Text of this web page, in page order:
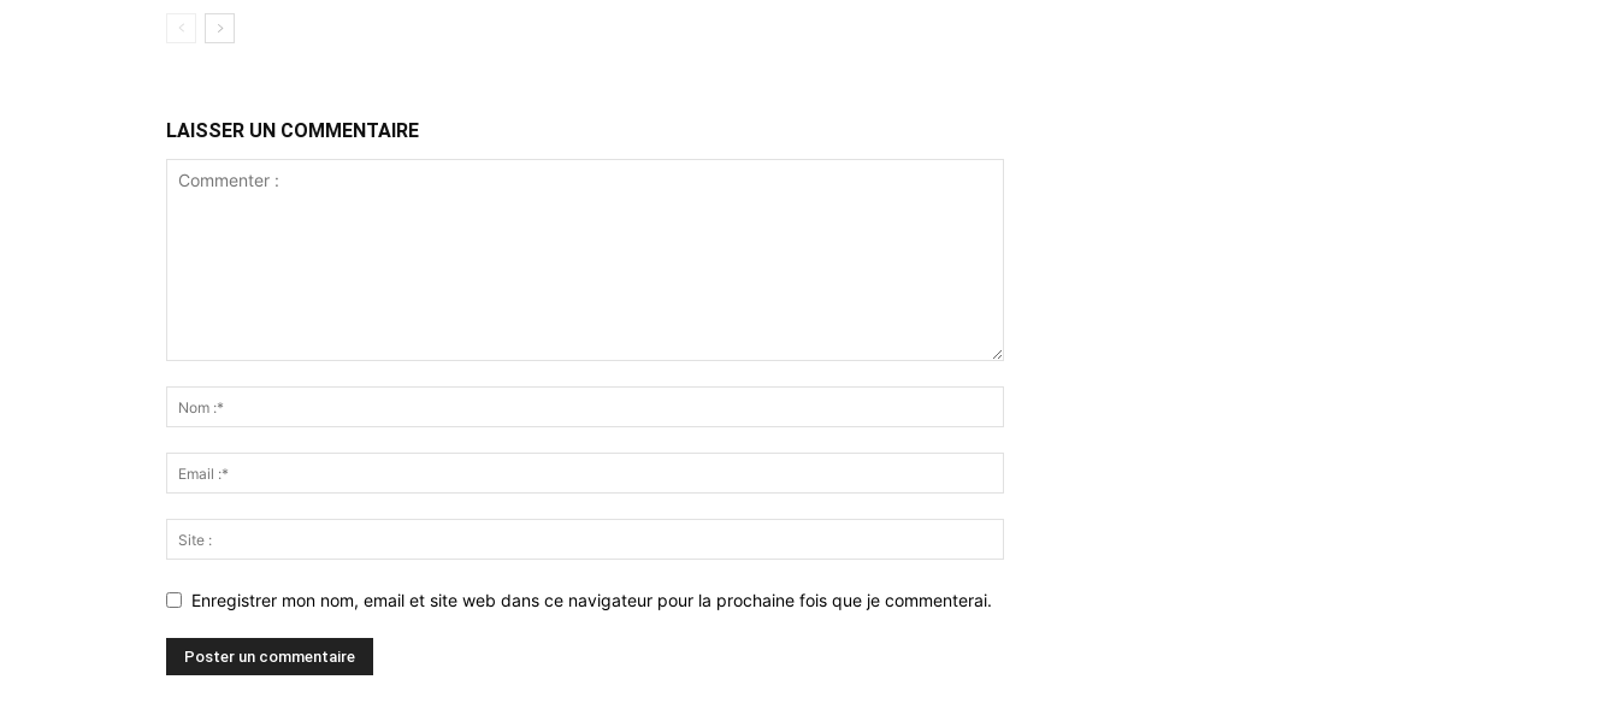
LAISSER UN COMMENTAIRE
Enregistrer mon nom, email et site web dans ce navigateur pour la prochaine fois que je commenterai.